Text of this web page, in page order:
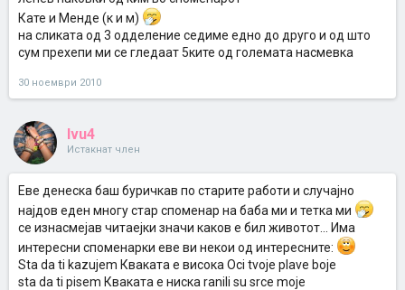
Кате и Менде (к и м)
на сликата од 3 одделение седиме едно до друго и од што
сум прехепи ми се гледаат 5ките од големата насмевка
30 ноември 2010
Ivu4
Истакнат член
Еве денеска баш буричкав по старите работи и случајно
најдов еден многу стар споменар на баба ми и тетка ми
се изнасмејав читаејки значи каков е бил животот... Има
интересни споменарки еве ви некои од интересните:
Sta da ti kazujem Кваката е висока Oci tvoje plave boje
sta da ti pisem Кваката е ниска ranili su srce moje